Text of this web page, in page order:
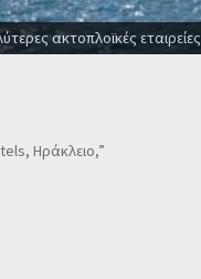
ακτοπλοϊκές εταιρείες
Ηράκλειο,”